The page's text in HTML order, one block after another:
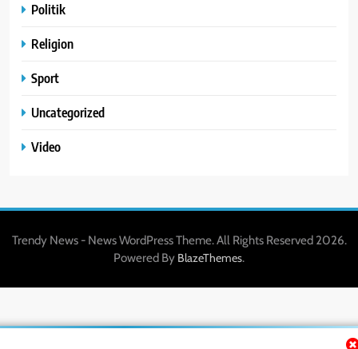
Politik
Religion
Sport
Uncategorized
Video
Trendy News - News WordPress Theme. All Rights Reserved 2026.
Powered By BlazeThemes.